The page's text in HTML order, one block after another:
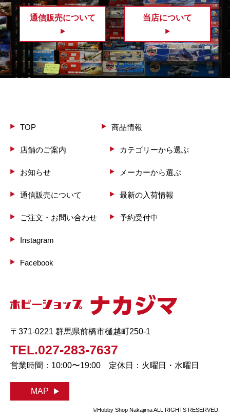
通信販売について 当店について
TOP
店舗のご案内
お知らせ
通信販売について
ご注文・お問い合わせ
Instagram
Facebook
商品情報
カテゴリーから選ぶ
メーカーから選ぶ
最新の入荷情報
予約受付中
〒371-0221 群馬県前橋市樋越町250-1
TEL.027-283-7637
営業時間：10:00〜19:00 定休日：火曜日・水曜日
MAP
©Hobby Shop Nakajima ALL RIGHTS RESERVED.